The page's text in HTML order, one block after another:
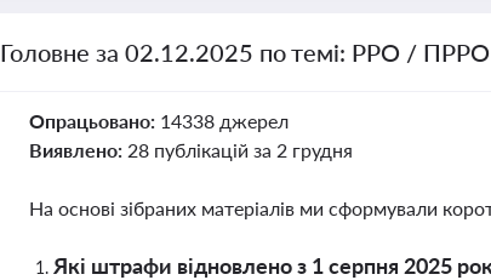
Головне за 02.12.2025 по темі: РРО / ПРРО
Опрацьовано: 14338 джерел
Виявлено: 28 публікацій за 2 грудня
На основі зібраних матеріалів ми сформували
Які штрафи відновлено з 1 серпня 2025